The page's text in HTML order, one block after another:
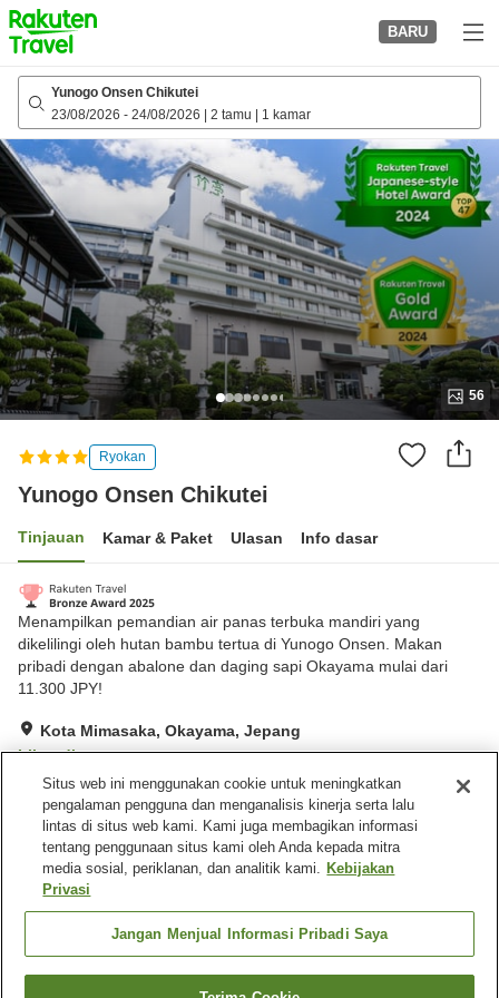
to
top
page
BARU
Yunogo Onsen Chikutei
23/08/2026 - 24/08/2026 2 tamu 1 kamar
56
Ryokan
Yunogo Onsen Chikutei
Tinjauan Kamar & Paket Ulasan Info dasar
Menampilkan pemandian air panas terbuka mandiri yang
dikelilingi oleh hutan bambu tertua di Yunogo Onsen. Makan
pribadi dengan abalone dan daging sapi Okayama mulai dari
11.300 JPY!
Kota Mimasaka, Okayama, Jepang
Lihat di peta
Hebat Ulasan:812
Fasilitas properti
Tempat parkir
Ramah hewan peliharaan di
dalam gedung
Mesin penjual otomatis
Situs web ini menggunakan cookie untuk meningkatkan
pengalaman pengguna dan menganalisis kinerja serta lalu
lintas di situs web kami. Kami juga membagikan informasi
tentang penggunaan situs kami oleh Anda kepada mitra
media sosial, periklanan, dan analitik kami. Kebijakan
Privasi
Jangan Menjual Informasi Pribadi Saya